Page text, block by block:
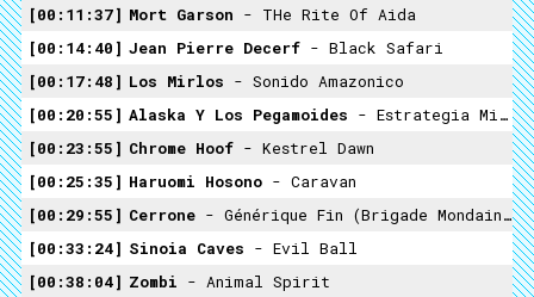
00:11:37
Mort Garson - THe Rite Of Aida
00:14:40
Jean Pierre Decerf - Black Safari
00:17:48
Los Mirlos - Sonido Amazonico
00:20:55
Alaska Y Los Pegamoides - Estrategia Militar
00:23:55
Chrome Hoof - Kestrel Dawn
00:25:35
Haruomi Hosono - Caravan
00:29:55
Cerrone - Générique Fin (brigade Mondaine)
00:33:24
Sinoia Caves - Evil Ball
00:38:04
Zombi - Animal Spirit